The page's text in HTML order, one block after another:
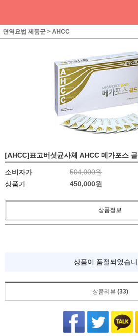
면역요법 제품군 > AHCC
[AHCC]표고버섯균사체 AHCC 메가포스
소비자가
504,000원
상품가
450,000원
상품정보
상품이 품절되었습니
상품리뷰 (33)